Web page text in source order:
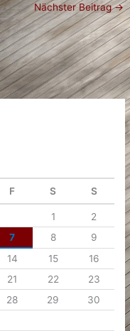
Nächster Beitrag→
F S S
1
2
7 8
9
14 15
16
21 22
23
28 29
30